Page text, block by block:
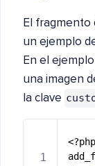
El fragmento
un ejemplo
En el
una imagen
la clave